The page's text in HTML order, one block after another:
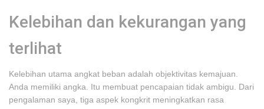
Kelebihan dan kekurangan yang
terlihat
Kelebihan utama angkat beban adalah objektivitas kemajuan.
Anda memiliki angka. Itu membuat pencapaian tidak ambigu. Dari
pengalaman saya, tiga aspek kongkrit meningkatkan rasa